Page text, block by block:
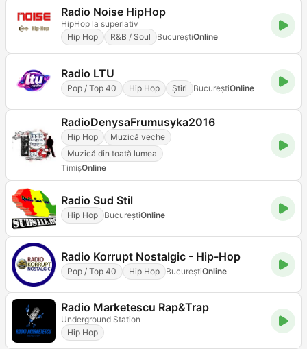
Radio Noise HipHop
HipHop la superlativ
Hip Hop
R&B / Soul BucureştiOnline
Radio LTU
Pop / Top 40 Hip Hop Știri BucureştiOnline
RadioDenysaFrumusyka2016
Hip Hop
Muzică veche
Muzică din toată lumea
TimișOnline
Radio Sud Stil
Hip Hop BucureştiOnline
Radio Korrupt Nostalgic - Hip-Hop
Pop / Top 40 Hip Hop BucureştiOnline
Radio Marketescu Rap&Trap
Underground Station
Hip Hop